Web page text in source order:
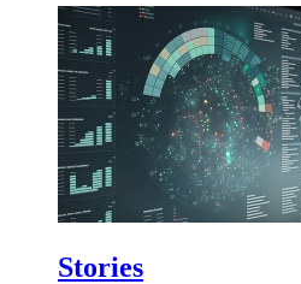
Stories